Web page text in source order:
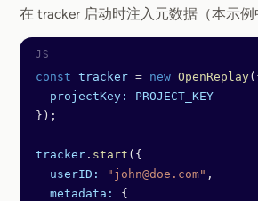
在 tracker 启动时注入元数据（本示例
const tracker = new OpenReplay
  projectKey:
PROJECT_KEY
});
tracker . start ({
  userID:
"john@doe.com" ,
  metadata:
{